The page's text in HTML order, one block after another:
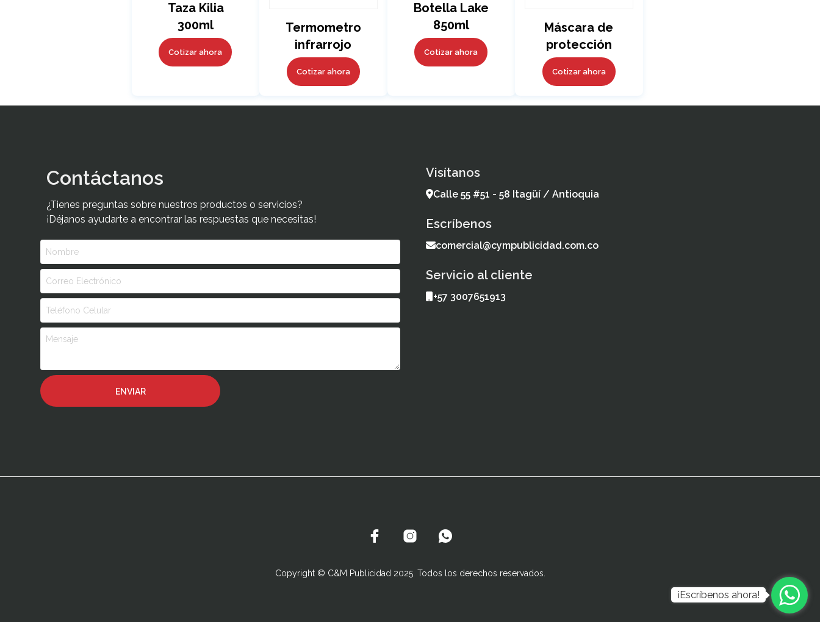
Taza Kilia
300ml
Cotizar ahora
Termometro
infrarrojo
Cotizar ahora
Botella Lake
850ml
Cotizar ahora
Máscara de
protección
Cotizar ahora
Contáctanos
¿Tienes preguntas sobre nuestros productos o servicios?
¡Déjanos ayudarte a encontrar las respuestas que necesitas!
Visítanos
Calle 55 #51 - 58 Itagüí / Antioquia
Escríbenos
comercial@cympublicidad.com.co
Servicio al cliente
+57 3007651913
Copyright © C&M Publicidad 2025. Todos los derechos reservados.
¡Escríbenos ahora!